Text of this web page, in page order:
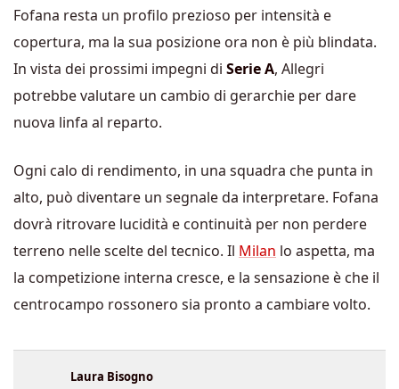
Fofana resta un profilo prezioso per intensità e
copertura, ma la sua posizione ora non è più blindata.
In vista dei prossimi impegni di Serie A, Allegri
potrebbe valutare un cambio di gerarchie per dare
nuova linfa al reparto.
Ogni calo di rendimento, in una squadra che punta in
alto, può diventare un segnale da interpretare. Fofana
dovrà ritrovare lucidità e continuità per non perdere
terreno nelle scelte del tecnico. Il Milan lo aspetta, ma
la competizione interna cresce, e la sensazione è che il
centrocampo rossonero sia pronto a cambiare volto.
Laura Bisogno